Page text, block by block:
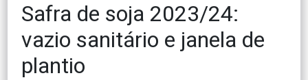
Safra de soja 2023/24:
vazio sanitário e janela de
plantio